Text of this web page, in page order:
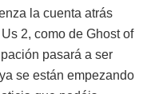
la cuenta atrás
2, como de Ghost of
pasará a ser
se están empezando